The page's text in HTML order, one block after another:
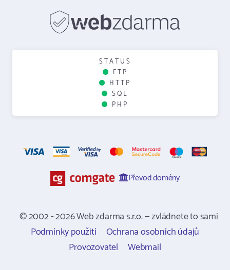
STATUS
FTP
HTTP
SQL
PHP
Převod domény
© 2002 - 2026 Web zdarma s.r.o. — zvládnete to sami
Podmínky použití
Ochrana osobních údajů
Provozovatel
Webmail